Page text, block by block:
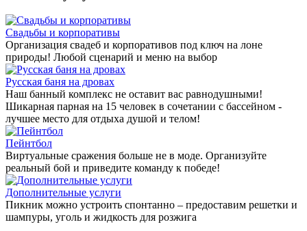
Свадьбы и корпоративы
Организация свадеб и корпоративов под ключ на лоне
природы! Любой сценарий и меню на выбор
Русская баня на дровах
Наш банный комплекс не оставит вас равнодушными!
Шикарная парная на 15 человек в сочетании с бассейном -
лучшее место для отдыха душой и телом!
Пейнтбол
Виртуальные сражения больше не в моде. Организуйте
реальный бой и приведите команду к победе!
Дополнительные услуги
Пикник можно устроить спонтанно – предоставим решетки и
шампуры, уголь и жидкость для розжига